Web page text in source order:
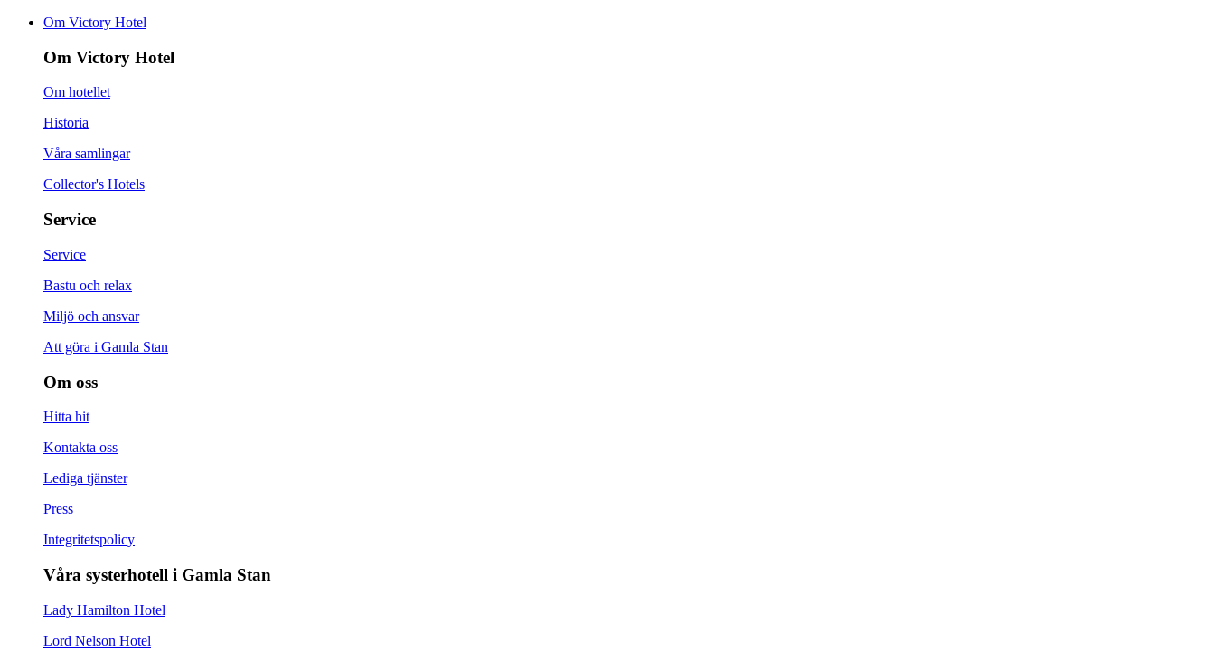
Om Victory Hotel
Om Victory Hotel
Om hotellet
Historia
Våra samlingar
Collector's Hotels
Service
Service
Bastu och relax
Miljö och ansvar
Att göra i Gamla Stan
Om oss
Hitta hit
Kontakta oss
Lediga tjänster
Press
Integritetspolicy
Våra systerhotell i Gamla Stan
Lady Hamilton Hotel
Lord Nelson Hotel